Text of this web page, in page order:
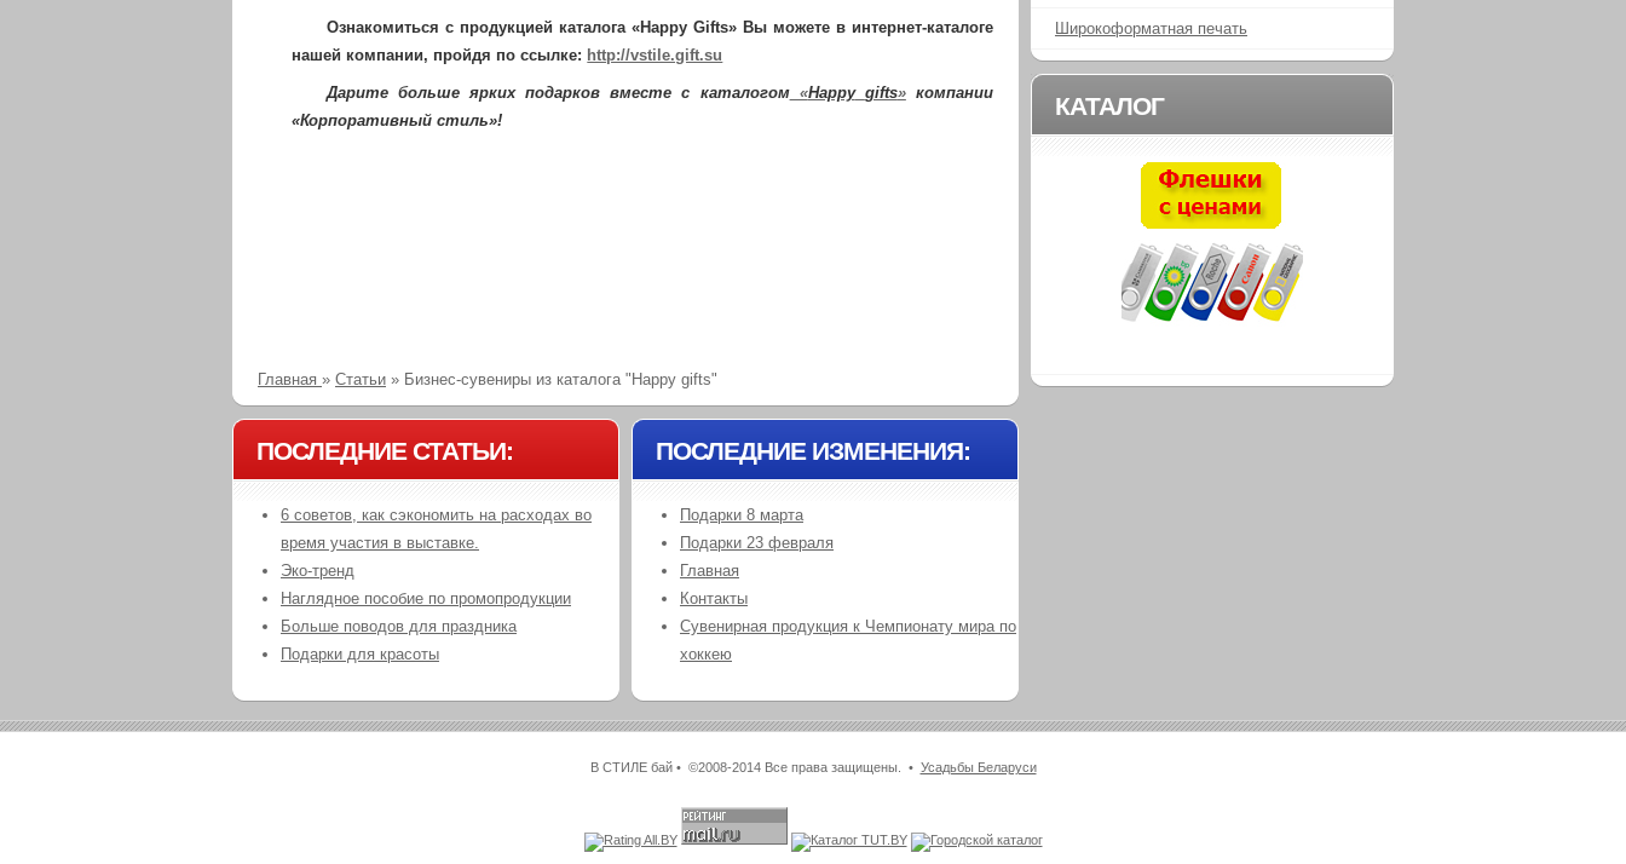
Ознакомиться с продукцией каталога «Happy Gifts» Вы можете в интернет-каталоге
нашей компании, пройдя по ссылке: http://vstile.gift.su
Дарите больше ярких подарков вместе с каталогом«Happy gifts»компании
«Корпоративный стиль»!
Главная » Статьи » Бизнес-сувениры из каталога "Happy gifts"
ПОСЛЕДНИЕ СТАТЬИ:
6 советов, как сэкономить на расходах во
время участия в выставке.
Эко-тренд
Наглядное пособие по промопродукции
Больше поводов для праздника
Подарки для красоты
ПОСЛЕДНИЕ ИЗМЕНЕНИЯ:
Подарки 8 марта
Подарки 23 февраля
Главная
Контакты
Сувенирная продукция к Чемпионату мира по
хоккею
Широкоформатная печать
КАТАЛОГ
В СТИЛЕ бай • ©2008-2014 Все права защищены. • Усадьбы Беларуси